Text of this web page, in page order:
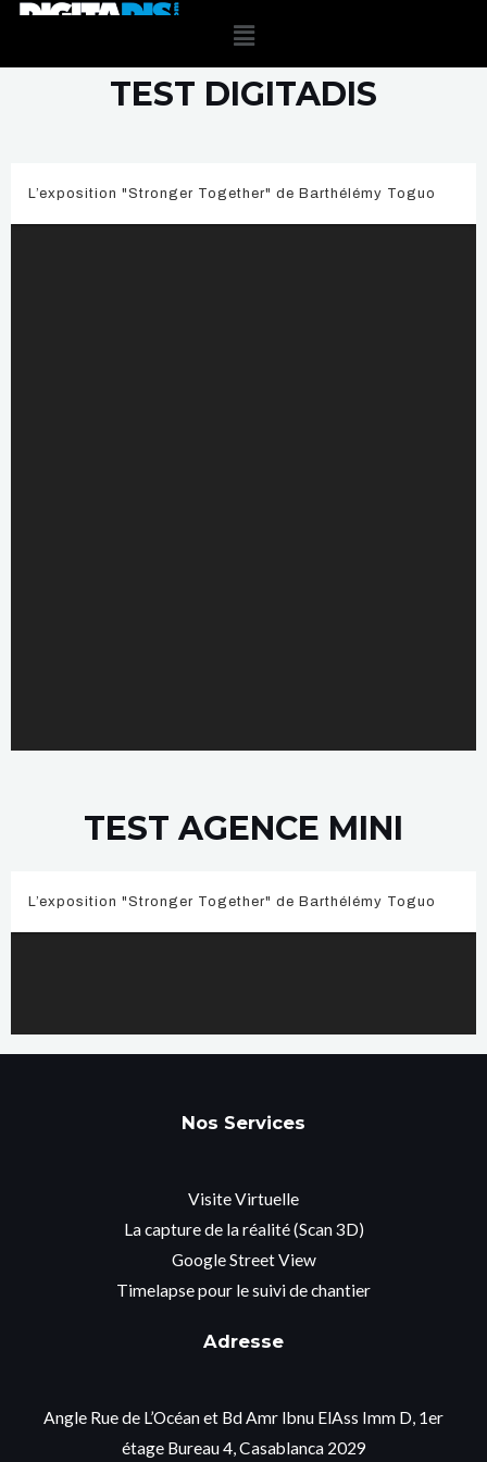
TEST DIGITADIS
TEST AGENCE MINI
Nos Services
Visite Virtuelle
La capture de la réalité (Scan 3D)
Google Street View
Timelapse pour le suivi de chantier
Adresse
Angle Rue de L’Océan et Bd Amr Ibnu ElAss Imm D, 1er
étage Bureau 4, Casablanca 2029